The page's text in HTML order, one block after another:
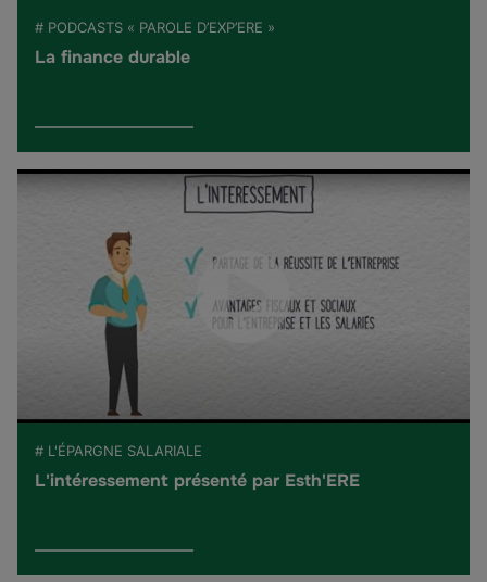
# PODCASTS « PAROLE D’EXP’ERE »
La finance durable
# L'ÉPARGNE SALARIALE
L'intéressement présenté par Esth'ERE